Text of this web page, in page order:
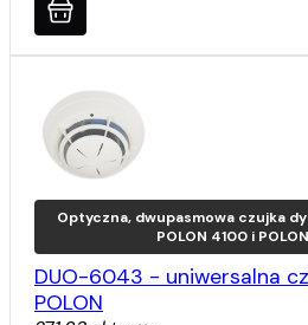
Optyczna, dwupasmowa czujka
POLON 4100 i
DUO-6043 - uniwersalna
POLON